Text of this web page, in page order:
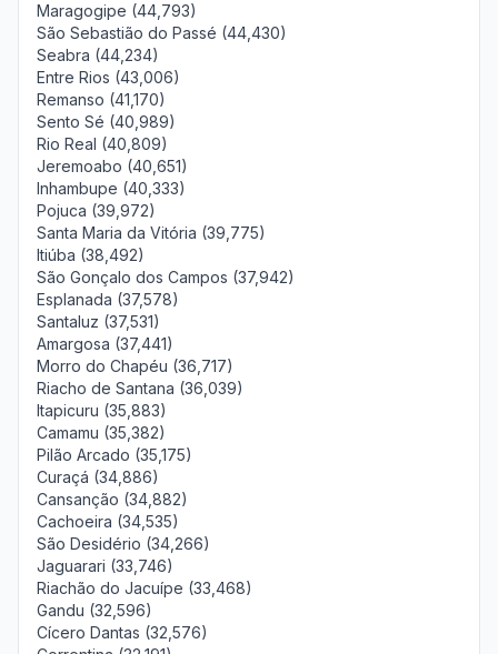
Maragogipe (44,793)
São Sebastião do Passé (44,430)
Seabra (44,234)
Entre Rios (43,006)
Remanso (41,170)
Sento Sé (40,989)
Rio Real (40,809)
Jeremoabo (40,651)
Inhambupe (40,333)
Pojuca (39,972)
Santa Maria da Vitória (39,775)
Itiúba (38,492)
São Gonçalo dos Campos (37,942)
Esplanada (37,578)
Santaluz (37,531)
Amargosa (37,441)
Morro do Chapéu (36,717)
Riacho de Santana (36,039)
Itapicuru (35,883)
Camamu (35,382)
Pilão Arcado (35,175)
Curaçá (34,886)
Cansanção (34,882)
Cachoeira (34,535)
São Desidério (34,266)
Jaguarari (33,746)
Riachão do Jacuípe (33,468)
Gandu (32,596)
Cícero Dantas (32,576)